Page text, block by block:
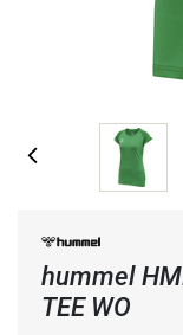
hummel
TEE WO